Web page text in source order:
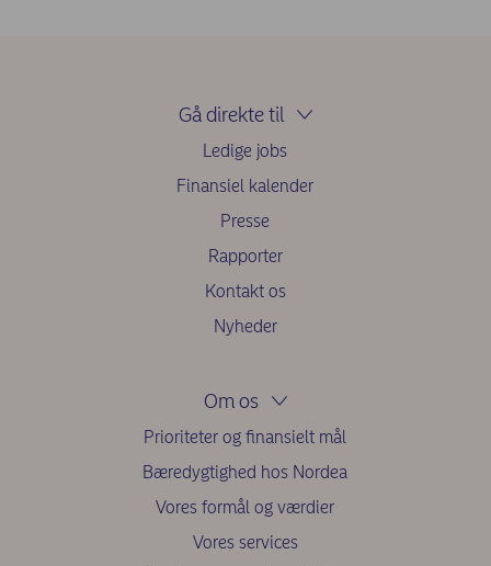
Gå direkte til
Ledige jobs
Finansiel kalender
Presse
Rapporter
Kontakt os
Nyheder
Om os
Prioriteter og finansielt mål
Bæredygtighed hos Nordea
Vores formål og værdier
Vores services